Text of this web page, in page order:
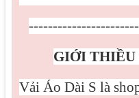
GIỚI THIỀU
Vải Áo Dài S là